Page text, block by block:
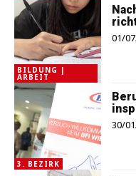
BILDUNG |
ARBEIT
01/
3. BEZIRK
30/